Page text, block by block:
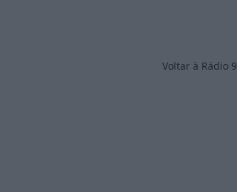
Voltar à Rádio